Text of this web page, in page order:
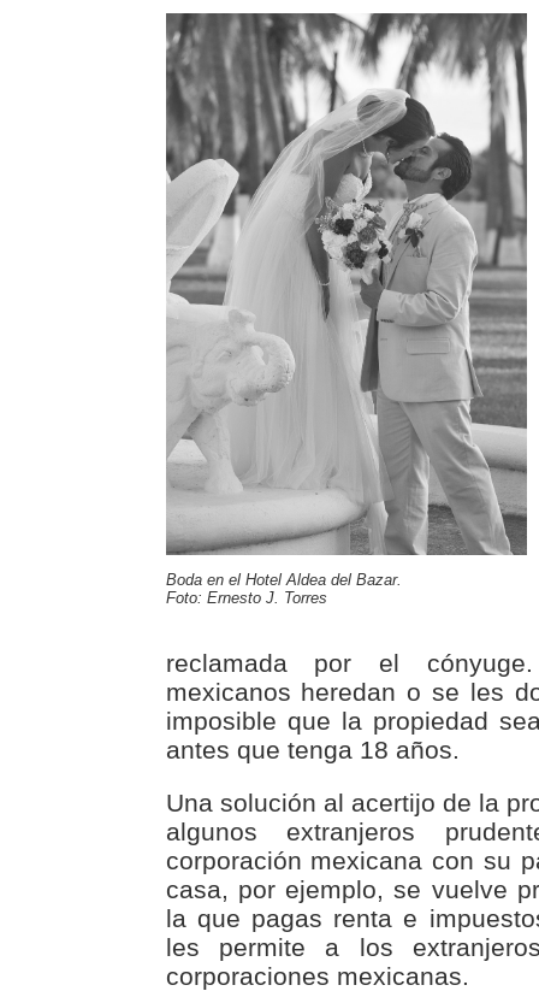
Boda en el Hotel Aldea del Bazar.
Foto: Ernesto J. Torres
reclamada por el
mexicanos heredan o se les
imposible que la propiedad
antes que tenga 18 años.
Una solución al acertijo de la
algunos extranjeros
corporación mexicana con su
casa, por ejemplo, se vuelve
la que pagas renta e
les permite a los
corporaciones mexicanas.